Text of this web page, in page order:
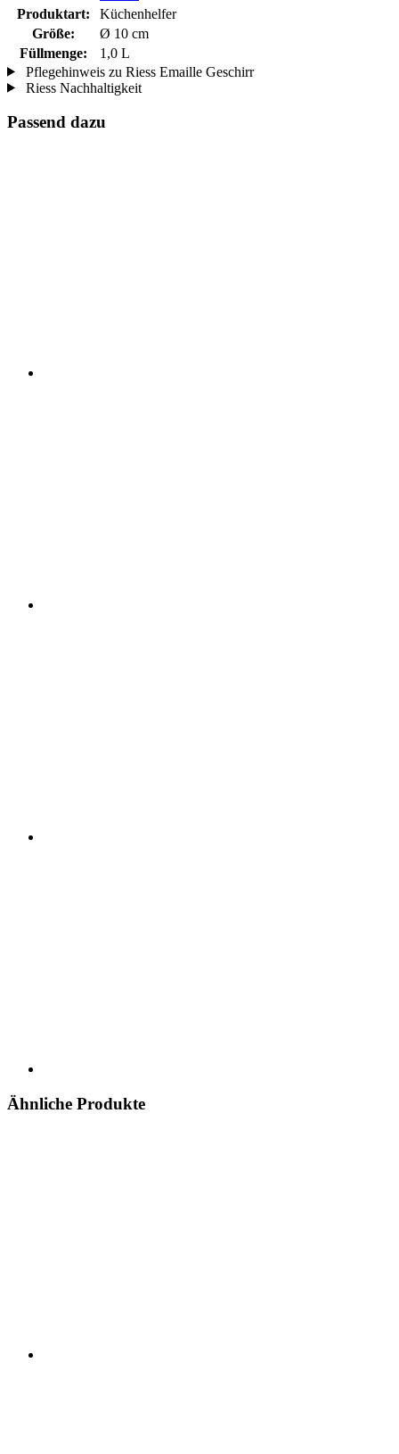
Produktart:
Küchenhelfer
Größe:
Ø 10 cm
Füllmenge:
1,0 L
Pflegehinweis zu Riess Emaille Geschirr
Riess Nachhaltigkeit
Passend dazu
Ähnliche Produkte